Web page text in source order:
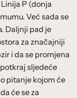
P (donja
Već sada se
Daljnji pad je
za značajniji
i da se promjena
sljedeće
pitanje kojom će
će se za